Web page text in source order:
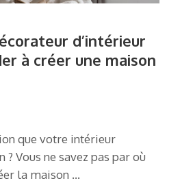
d’intérieur
à créer une maison
que votre intérieur
? Vous ne savez pas par où
la maison …